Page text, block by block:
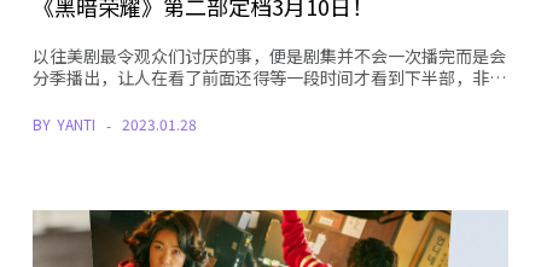
以往美剧最令观众们讨厌的事，便是剧集并不会一次播完而是会
分季播出，让人在看了前面还得等一段时间才看到下半部，非…
BY YANTI 2023.01.28